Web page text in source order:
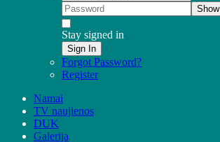
Show
Stay signed in
Sign In
Forgot Password?
Register
Namai
TV naujienos
DUK
Galerija